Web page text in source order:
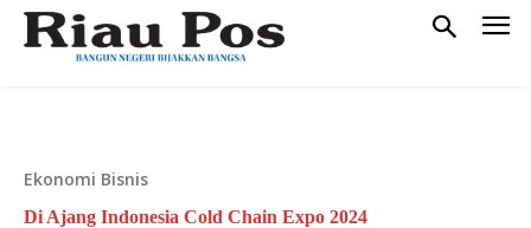
Ekonomi Bisnis
Di Ajang Indonesia Cold Chain Expo 2024